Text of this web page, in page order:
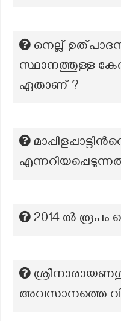
നെല്ല്
സ്ഥാനത്തുള്ള
ഏതാണ് ?
2014 ൽ രൂപം
അവസാനത്തെ